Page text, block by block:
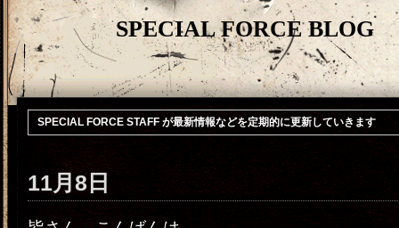
SPECIAL FORCE BLOG
SPECIAL FORCE STAFF が最新情報などを定期的に更新していきます
11月8日